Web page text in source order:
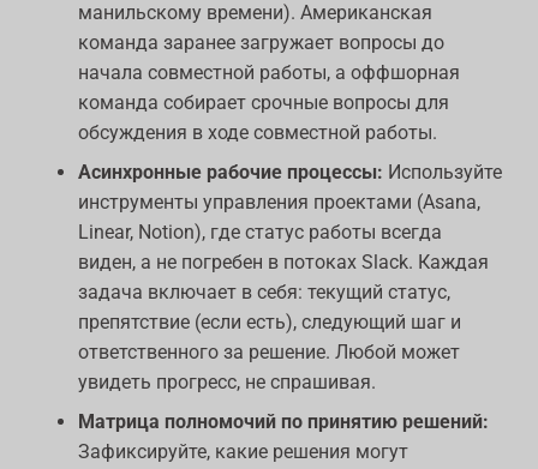
манильскому времени). Американская
команда заранее загружает вопросы до
начала совместной работы, а оффшорная
команда собирает срочные вопросы для
обсуждения в ходе совместной работы.
Асинхронные рабочие процессы: Используйте
инструменты управления проектами (Asana,
Linear, Notion), где статус работы всегда
виден, а не погребен в потоках Slack. Каждая
задача включает в себя: текущий статус,
препятствие (если есть), следующий шаг и
ответственного за решение. Любой может
увидеть прогресс, не спрашивая.
Матрица полномочий по принятию решений:
Зафиксируйте, какие решения могут